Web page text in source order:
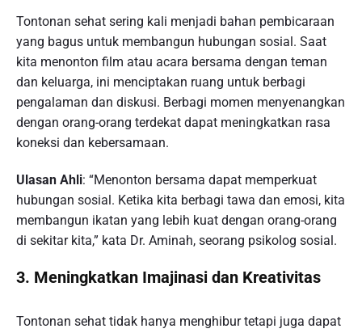
Tontonan sehat sering kali menjadi bahan pembicaraan
yang bagus untuk membangun hubungan sosial. Saat
kita menonton film atau acara bersama dengan teman
dan keluarga, ini menciptakan ruang untuk berbagi
pengalaman dan diskusi. Berbagi momen menyenangkan
dengan orang-orang terdekat dapat meningkatkan rasa
koneksi dan kebersamaan.
Ulasan Ahli: “Menonton bersama dapat memperkuat
hubungan sosial. Ketika kita berbagi tawa dan emosi, kita
membangun ikatan yang lebih kuat dengan orang-orang
di sekitar kita,” kata Dr. Aminah, seorang psikolog sosial.
3. Meningkatkan Imajinasi dan Kreativitas
Tontonan sehat tidak hanya menghibur tetapi juga dapat